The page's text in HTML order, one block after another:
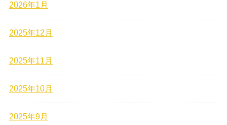
2026年1月
2025年12月
2025年11月
2025年10月
2025年9月